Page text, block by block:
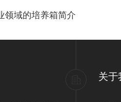
领域的培养箱简介
关于